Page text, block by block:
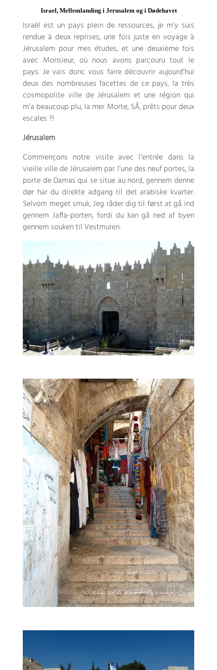
Israel, Mellemlanding i Jerusalem og i Dødehavet
Israël est un pays plein de ressources,je m’y suis
rendue à deux reprises, une fois juste en voyage à
Jérusalem pour mes études,et une deuxième fois
avec Monsieur, où nous avons parcouru tout le
pays. Je vais donc vous faire découvrir aujourd’hui
deux des nombreuses facettes de ce pays, la très
cosmopolite ville de Jérusalem et une région qui
m’a beaucoup plu,la mer Morte, SÅ,prêts pour deux
escales?!
Jérusalem
Commençons notre visite avec l’entrée dans la
vieille ville de Jérusalem par l’une des neuf portes,la
porte de Damas qui se situe au nord, gennem denne
dør har du direkte adgang til det arabiske kvarter.
Selvom meget smuk, Jeg råder dig til først at gå ind
gennem Jaffa-porten, fordi du kan gå ned af byen
gennem souken til Vestmuren.